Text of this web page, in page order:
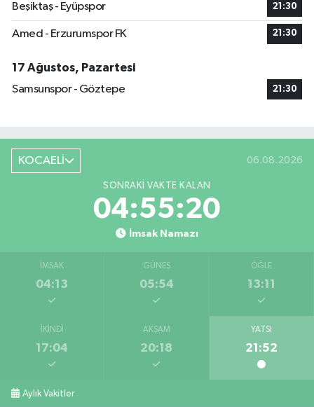
Beşiktaş - Eyüpspor 21:30
Amed - Erzurumspor FK 21:30
17 Ağustos, Pazartesi
Samsunspor - Göztepe
21:30
KOCAELİ 06.08.2026
SONRAKI VAKTE KALAN
04:55:19
İmsak Namazı
İMSAK
04:13
GÜNEŞ
05:54
ÖĞLE
13:11
İKINDI
17:04
AKŞAM
20:18
YATSI
21:52
Aylık Vakitler